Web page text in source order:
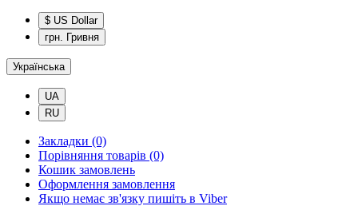
$ US Dollar
грн. Гривня
Українська
UA
RU
Закладки (0)
Порівняння товарів (0)
Кошик замовлень
Оформлення замовлення
Якщо немає зв'язку пишіть в Viber